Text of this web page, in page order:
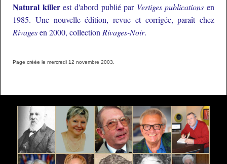
Natural killerest d'abord publié par Vertiges publications en
1985. Une nouvelle édition, revue et corrigée, paraît chez
Rivagesen 2000, collection Rivages-Noir.
Page créée le mercredi 12 novembre 2003.